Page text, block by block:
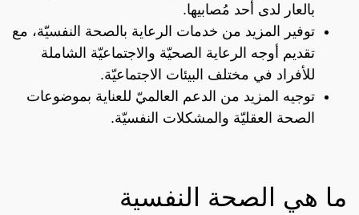
بالعار لدى أحد مُصابيها.
توفير المزيد من خدمات الرعاية بالصحة النفسيّة، مع
تقديم أوجه الرعاية الصحيّة والاجتماعيّة الشاملة
للأفراد في مختلف البيئات الاجتماعيّة.
توجيه المزيد من الدعم العالميّ للعناية بموضوعات
الصحة العقليّة والمشكلات النفسيّة.
ما هي الصحة النفسية